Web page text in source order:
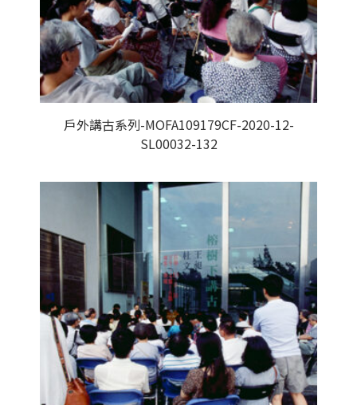
戶外講古系列-MOFA109179CF-2020-12-
SL00032-132